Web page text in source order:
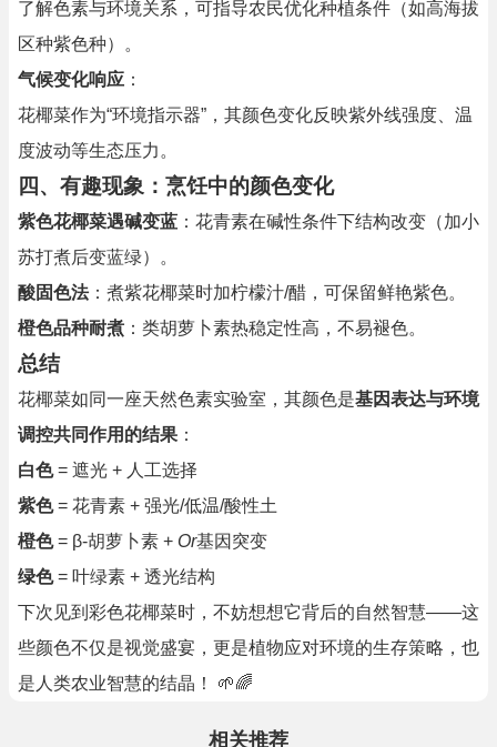
了解色素与环境关系，可指导农民优化种植条件（如高海拔
区种紫色种）。
气候变化响应 ：
花椰菜作为“环境指示器”，其颜色变化反映紫外线强度、温
度波动等生态压力。
四、有趣现象：烹饪中的颜色变化
紫色花椰菜遇碱变蓝 ：花青素在碱性条件下结构改变（加小
苏打煮后变蓝绿）。
酸固色法：煮紫花椰菜时加柠檬汁/醋，可保留鲜艳紫色。
橙色品种耐煮 ：类胡萝卜素热稳定性高，不易褪色。
总结
花椰菜如同一座天然色素实验室，其颜色是基因表达与环境
调控共同作用的结果 ：
白色= 遮光 + 人工选择
紫色= 花青素 + 强光/低温/酸性土
橙色= β-胡萝卜素 + Or基因突变
绿色= 叶绿素 + 透光结构
下次见到彩色花椰菜时，不妨想想它背后的自然智慧——这
些颜色不仅是视觉盛宴，更是植物应对环境的生存策略，也
是人类农业智慧的结晶！ 🌱🌈
相关推荐